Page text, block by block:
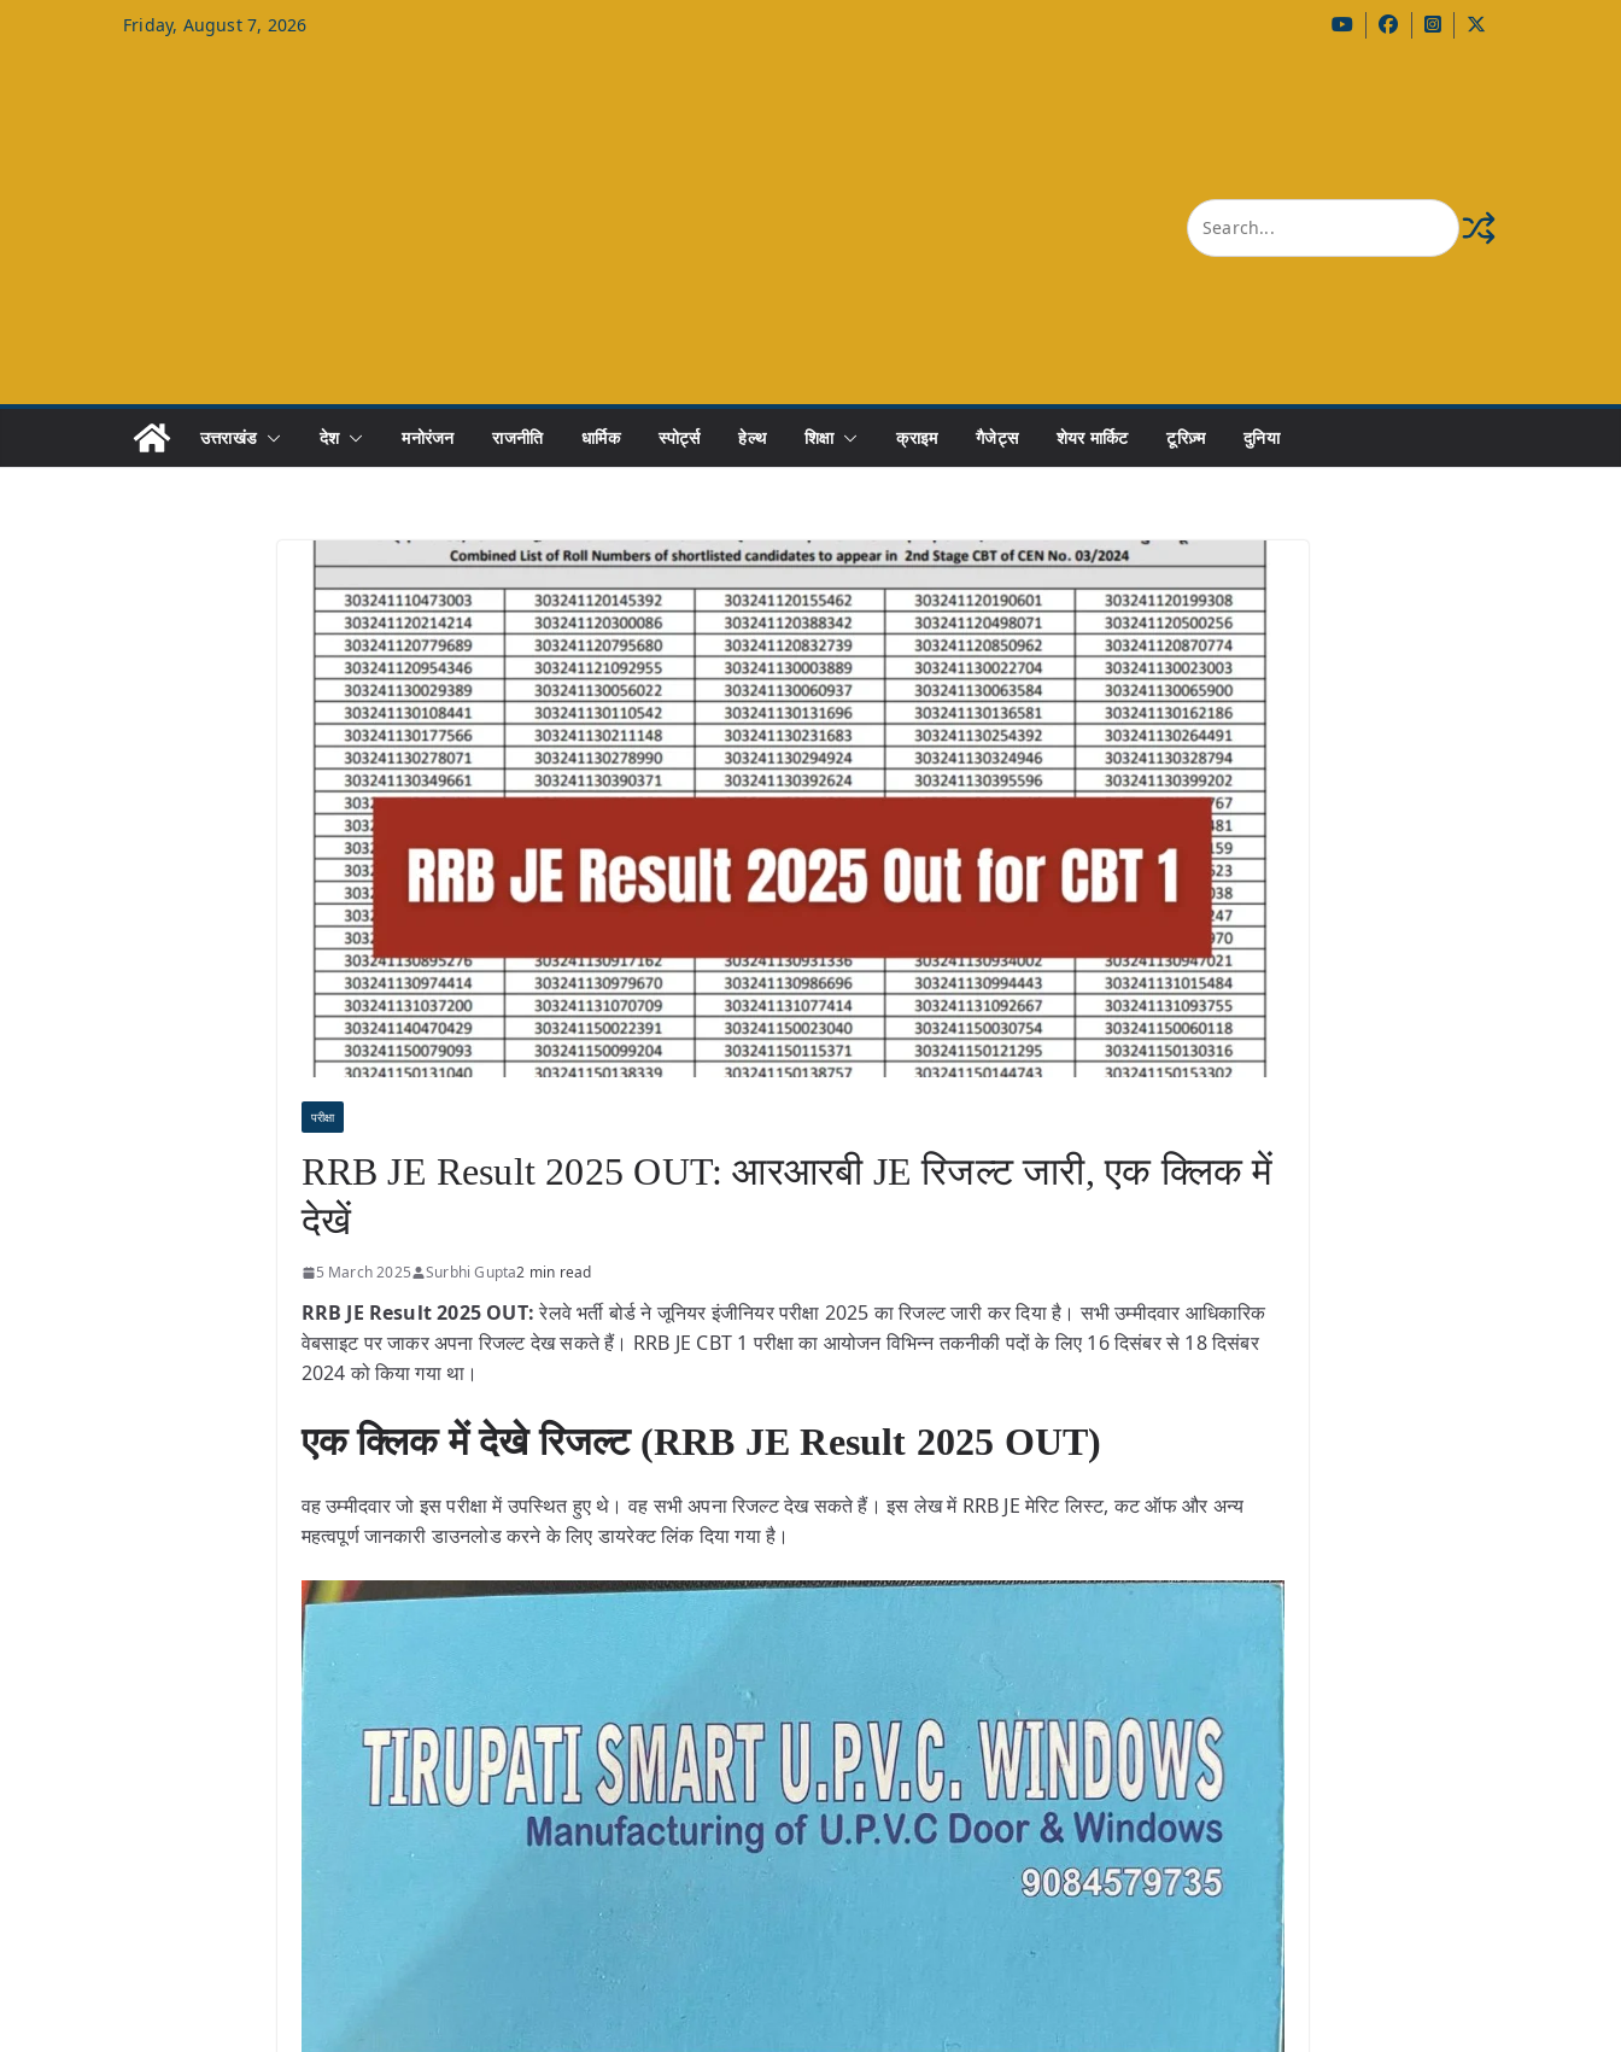
Friday, August 7, 2026
उत्तराखंड देश मनोरंजन राजनीति धार्मिक स्पोर्ट्स हेल्थ शिक्षा क्राइम गैजेट्स शेयर मार्किट टूरिज़्म दुनिया
परीक्षा
RRB JE Result 2025 OUT: आरआरबी JE रिजल्ट जारी, एक क्लिक में
देखें
5 March 2025 Surbhi Gupta2 min read
RRB JE Result 2025 OUT:रेलवे भर्ती बोर्ड ने जूनियर इंजीनियर परीक्षा 2025 का रिजल्ट जारी कर दिया है। सभी उम्मीदवार आधिकारिक
वेबसाइट पर जाकर अपना रिजल्ट देख सकते हैं। RRB JE CBT 1 परीक्षा का आयोजन विभिन्न तकनीकी पदों के लिए 16 दिसंबर से 18 दिसंबर
2024 को किया गया था।
एक क्लिक में देखे रिजल्ट (RRB JE Result 2025 OUT)
वह उम्मीदवार जो इस परीक्षा में उपस्थित हुए थे। वह सभी अपना रिजल्ट देख सकते हैं। इस लेख में RRB JE मेरिट लिस्ट, कट ऑफ और अन्य
महत्वपूर्ण जानकारी डाउनलोड करने के लिए डायरेक्ट लिंक दिया गया है।